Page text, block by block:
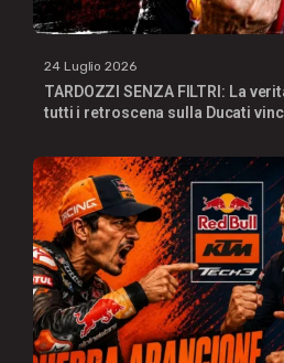
24 Luglio 2026
TARDOZZI SENZA FILTRI: La
tutti i retroscena sulla Ducati